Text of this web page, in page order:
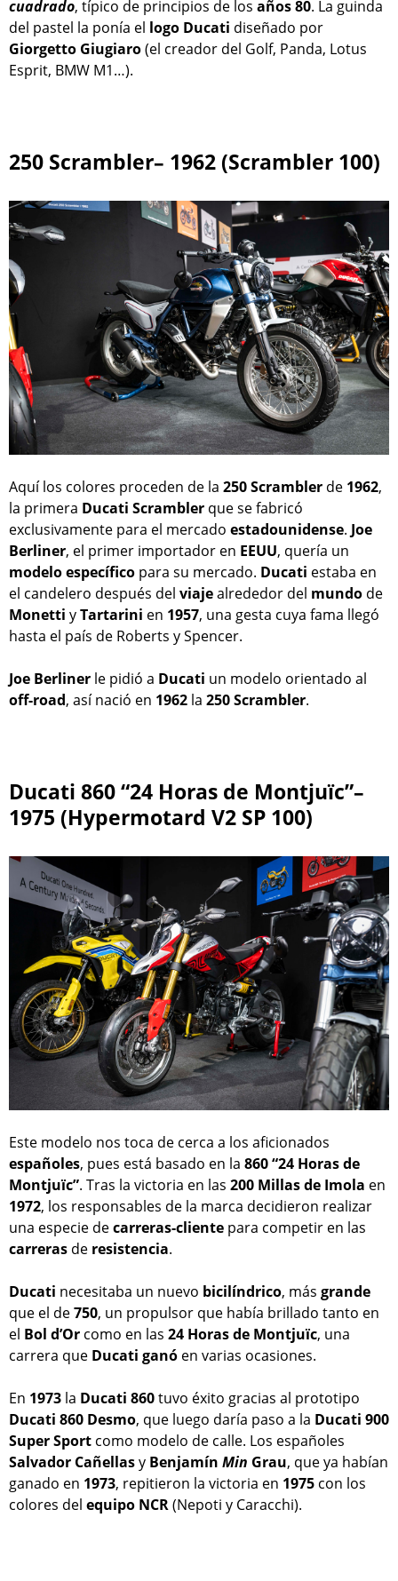
cuadrado, típico de principios de los años 80. La guinda
del pastel la ponía el logo Ducati diseñado por
Giorgetto Giugiaro(el creador del Golf, Panda, Lotus
Esprit, BMW M1…).
250 Scrambler– 1962 (Scrambler 100)
Aquí los colores proceden de la 250 Scrambler de 1962,
la primera Ducati Scrambler que se fabricó
exclusivamente para el mercado estadounidense. Joe
Berliner, el primer importador en EEUU, quería un
modeloespecífico para su mercado. Ducati estaba en
el candelero después del viajealrededor del mundo de
Monetti yTartarini en 1957, una gesta cuya fama llegó
hasta el país de Roberts y Spencer.
Joe Berliner le pidió a Ducati un modelo orientado al
off-road, así nació en 1962 la 250 Scrambler.
Ducati 860 “24 Horas de Montjuïc”–
1975 (Hypermotard V2 SP 100)
Este modelo nos toca de cerca a los aficionados
españoles, pues está basado en la 860 “24 Horas de
Montjuïc”. Tras la victoria en las 200 Millas de Imola en
1972, los responsables de la marca decidieron realizar
una especie decarreras-cliente para competir en las
carreras de resistencia.
Ducati necesitaba un nuevo bicilíndrico, más grande
que el de750, un propulsor que había brillado tanto en
el Bol d’Or como en las 24 Horas de Montjuïc, una
carrera que Ducati ganó en varias ocasiones.
En 1973 la Ducati 860tuvo éxito gracias al prototipo
Ducati 860 Desmo, que luego daría paso a la Ducati 900
Super Sport como modelo de calle. Los españoles
Salvador Cañellasy Benjamín Min Grau, que ya habían
ganado en 1973, repitieron la victoria en 1975 con los
colores del equipo NCR(Nepoti y Caracchi).